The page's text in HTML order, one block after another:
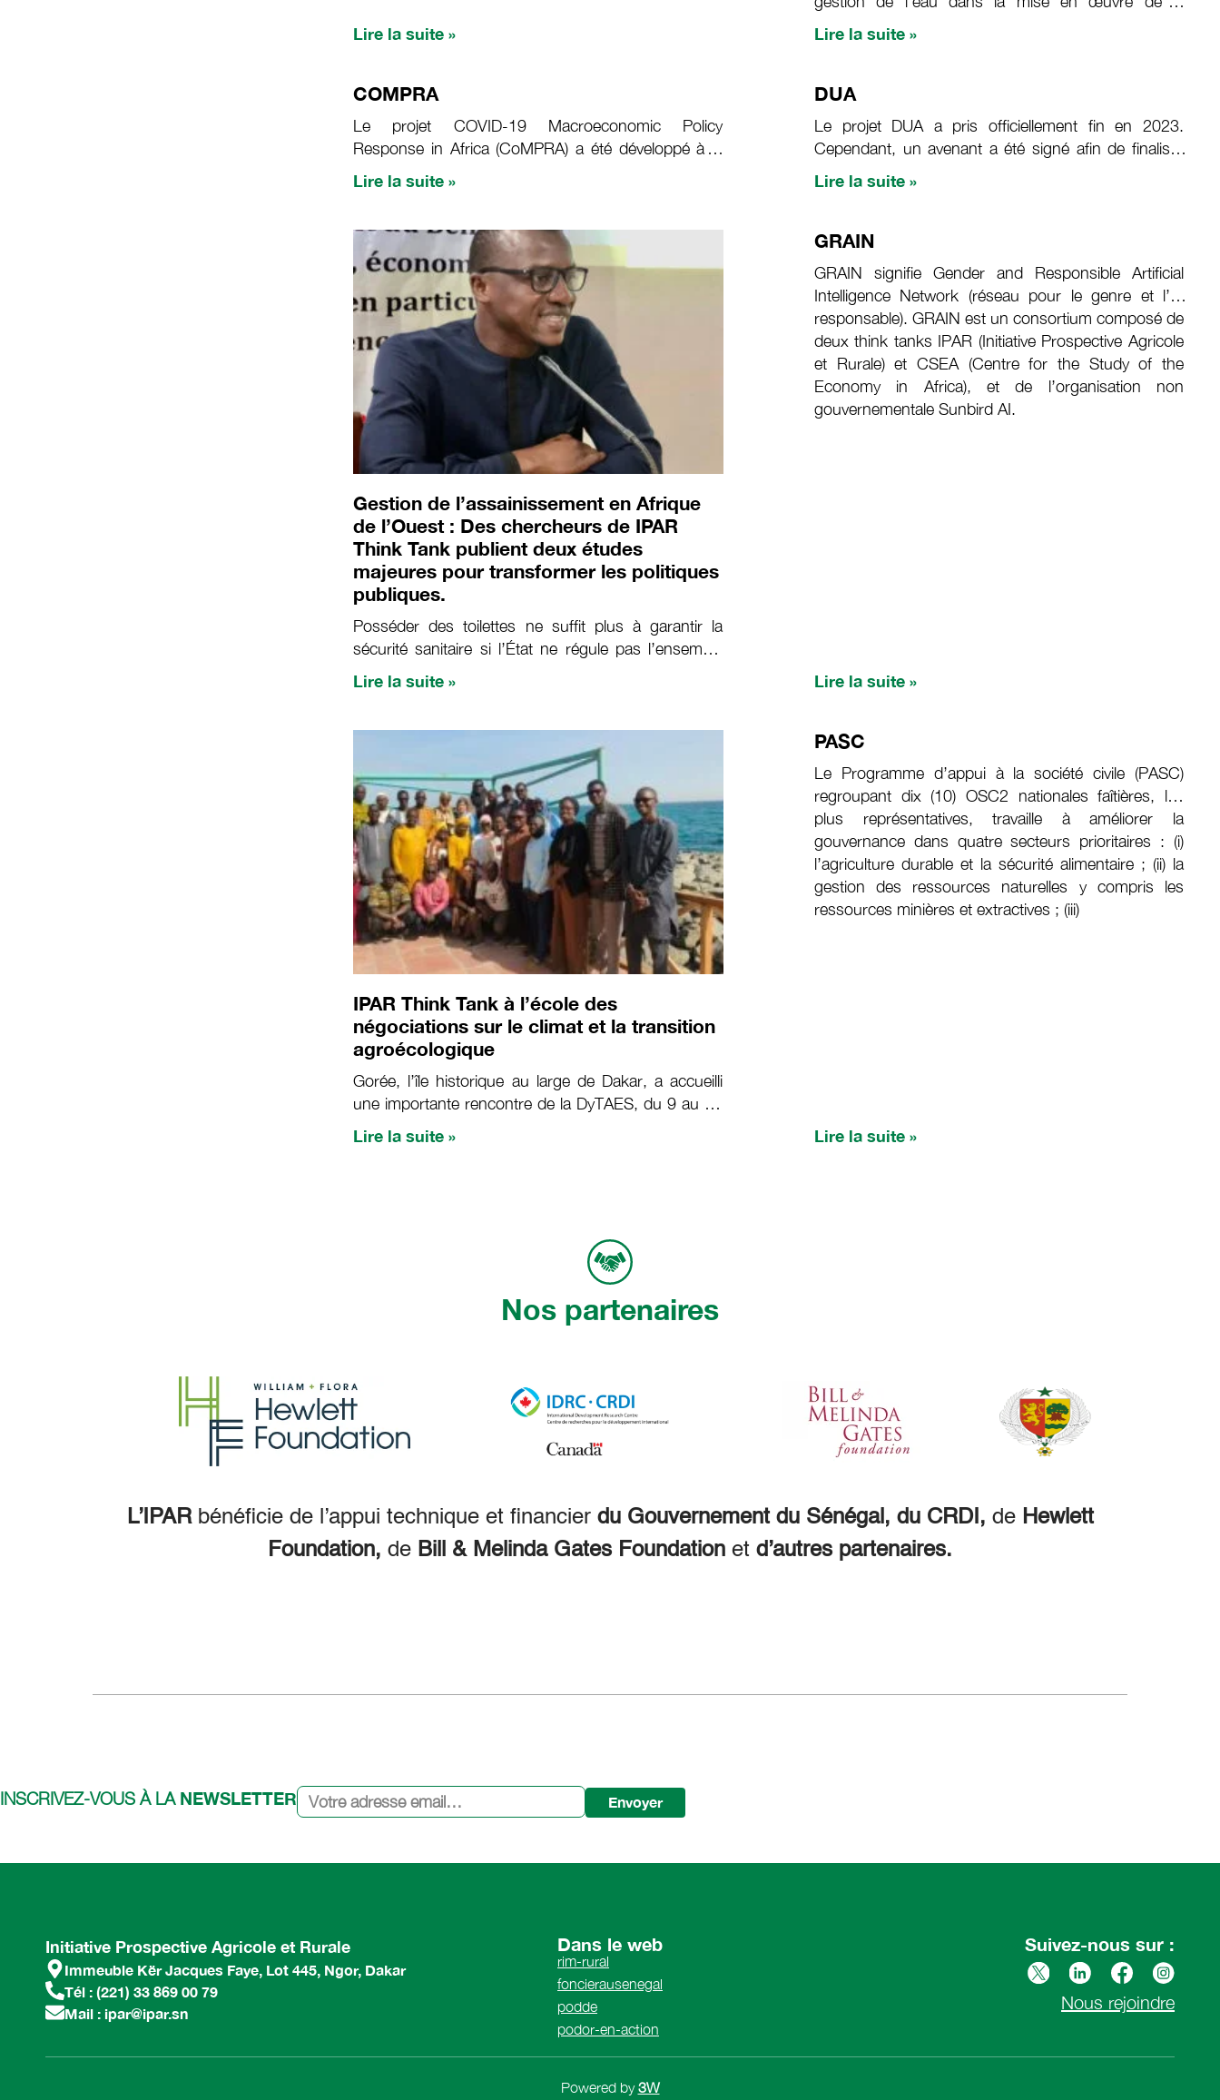
Lire la suite »
composante A (Mise en place d’un modèle de
qui se concentre sur le renforcement de la résilience
Lire la suite »
COMPRA
Le projet COVID-19 Macroeconomic Policy
Response in Africa (CoMPRA) a été développé à la
suite d’un appel à la recherche sur les politiques de
Lire la suite »
DUA
Le projet DUA a pris officiellement fin en 2023.
Cependant, un avenant a été signé afin de finaliser
les différents rapports liés au projet.
Lire la suite »
Gestion de l’assainissement en Afrique
de l’Ouest : Des chercheurs de IPAR
Think Tank publient deux études
majeures pour transformer les politiques
publiques.
Posséder des toilettes ne suffit plus à garantir la
sécurité sanitaire si l’État ne régule pas l’ensemble
de la filière, du ménage jusqu’au traitement final des
Lire la suite »
GRAIN
GRAIN signifie Gender and Responsible Artificial
Intelligence Network (réseau pour le genre et l’IA
responsable). GRAIN est un consortium composé de
deux think tanks IPAR (Initiative Prospective Agricole
et Rurale) et CSEA (Centre for the Study of the
Economy in Africa), et de l’organisation non
gouvernementale Sunbird AI.
Lire la suite »
IPAR Think Tank à l’école des
négociations sur le climat et la transition
agroécologique
Gorée, l’île historique au large de Dakar, a accueilli
une importante rencontre de la DyTAES, du 9 au 11
décembre 2025 pour aiguiser l’expertise de son
Lire la suite »
PASC
Le Programme d’appui à la société civile (PASC)
regroupant dix (10) OSC2 nationales faîtières, les
plus représentatives, travaille à améliorer la
gouvernance dans quatre secteurs prioritaires : (i)
l’agriculture durable et la sécurité alimentaire ; (ii) la
gestion des ressources naturelles y compris les
ressources minières et extractives ; (iii)
Lire la suite »
Nos partenaires
L’IPARbénéficie de l’appui technique et financier du Gouvernement du Sénégal, du CRDI, de Hewlett
Foundation, de Bill & Melinda Gates Foundation et d’autres partenaires.
INSCRIVEZ-VOUS À LA NEWSLETTER Envoyer
Initiative Prospective Agricole et Rurale
Immeuble Kër Jacques Faye, Lot 445, Ngor, Dakar
Tél : (221) 33 869 00 79
Mail : ipar@ipar.sn
Dans le web
rim-rural
foncierausenegal
podde
podor-en-action
Suivez-nous sur :
Nous rejoindre
Powered by3W